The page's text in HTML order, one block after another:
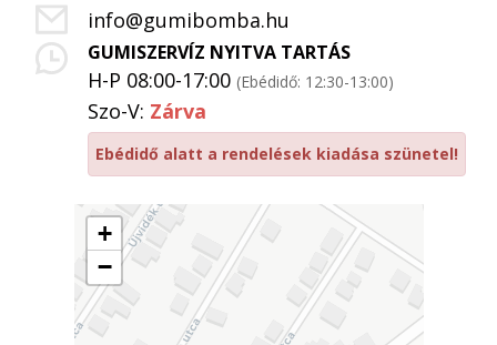
+
−
info@gumibomba.hu
GUMISZERVÍZ NYITVA TARTÁS
H-P 08:00-17:00 (Ebédidő: 12:30-13:00)
Szo-V: Zárva
Ebédidő alatt a rendelések kiadása szünetel!